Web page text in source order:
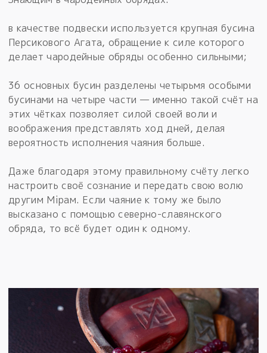
в качестве подвески используется крупная бусина
Персикового Агата, обращение к силе которого
делает чародейные обряды особенно сильными;
36 основных бусин разделены четырьмя особыми
бусинами на четыре части — именно такой счёт на
этих чётках позволяет силой своей воли и
воображения представлять ход дней, делая
вероятность исполнения чаяния больше.
Даже благодаря этому правильному счёту легко
настроить своё сознание и передать свою волю
другим Мiрам. Если чаяние к тому же было
высказано с помощью северно-славянского
обряда, то всё будет один к одному.